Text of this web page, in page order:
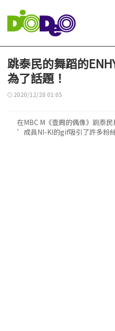
跳泰民的舞蹈的
為了話題！
2020/12/28 01:05
在MBC M《壹周的偶像》跳泰
’成員NI-KI的gif吸引了許多粉